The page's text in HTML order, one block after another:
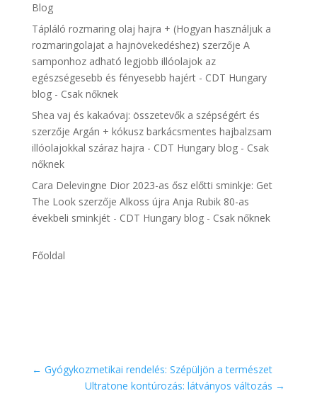
Blog
Tápláló rozmaring olaj hajra + (Hogyan használjuk a
rozmaringolajat a hajnövekedéshez) szerzője A
samponhoz adható legjobb illóolajok az
egészségesebb és fényesebb hajért - CDT Hungary
blog - Csak nőknek
Shea vaj és kakaóvaj: összetevők a szépségért és
szerzője Argán + kókusz barkácsmentes hajbalzsam
illóolajokkal száraz hajra - CDT Hungary blog - Csak
nőknek
Cara Delevingne Dior 2023-as ősz előtti sminkje: Get
The Lookszerzője Alkoss újra Anja Rubik 80-as
évekbeli sminkjét - CDT Hungary blog - Csak nőknek
Főoldal
← Gyógykozmetikai rendelés: Szépüljön a természet
Ultratone kontúrozás: látványos változás →